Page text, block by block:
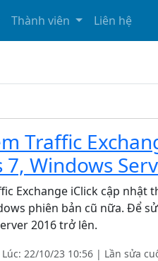
Thành viên Liên hệ
Traffic
7, Windows
Exchange iClick cập
phiên bản cũ nữa. Để
2016 trở lên.
22/10/23 10:56 | Lần sửa